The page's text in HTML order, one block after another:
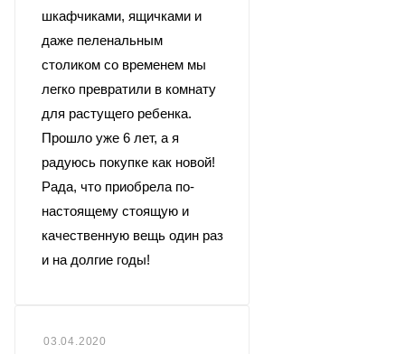
шкафчиками, ящичками и
даже пеленальным
столиком со временем мы
легко превратили в комнату
для растущего ребенка.
Прошло уже 6 лет, а я
радуюсь покупке как новой!
Рада, что приобрела по-
настоящему стоящую и
качественную вещь один раз
и на долгие годы!
03.04.2020